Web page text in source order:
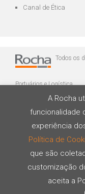
Canal de Ética
Todos os
Portuários e Logística
Desenvolvido por
A Rocha
funcionalidade
experiência
Política de
que são
customização
aceita a